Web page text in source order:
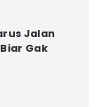
Jalan
Gak